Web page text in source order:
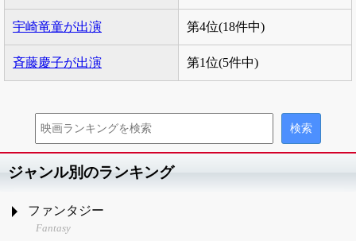
宇崎竜童が出演 第4位(18件中)
斉藤慶子が出演 第1位(5件中)
ジャンル別のランキング
ファンタジー
Fantasy